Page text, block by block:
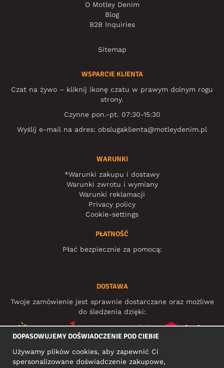
O Motley Denim
Blog
B2B Inquiries
Sitemap
WSPARCIE KLIENTA
Czat na żywo – kliknij ikonę czatu w prawym dolnym rogu
strony.
Czynne pon.-pt. 07:30-15:30
Wyślij e-mail na adres: obslugaklienta@motleydenim.pl
WARUNKI
*Warunki zakupu i dostawy
Warunki zwrotu i wymiany
Warunki reklamacji
Privacy policy
Cookie-settings
PŁATNOŚĆ
Płać bezpiecznie za pomocą:
DOSTAWA
Twoje zamówienie jest sprawnie dostarczane oraz możliwe
do śledzenia dzięki:
MEDIA SPOŁECZNOŚCIOWE
DOPASOWUJEMY DOŚWIADCZENIE POD CIEBIE
Używamy plików cookies, aby zapewnić Ci
spersonalizowane doświadczenie zakupowe,